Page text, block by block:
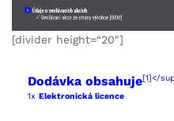
[divider height=“20″]
Dodávka obsahuje[1]</
1x Elektronická licence